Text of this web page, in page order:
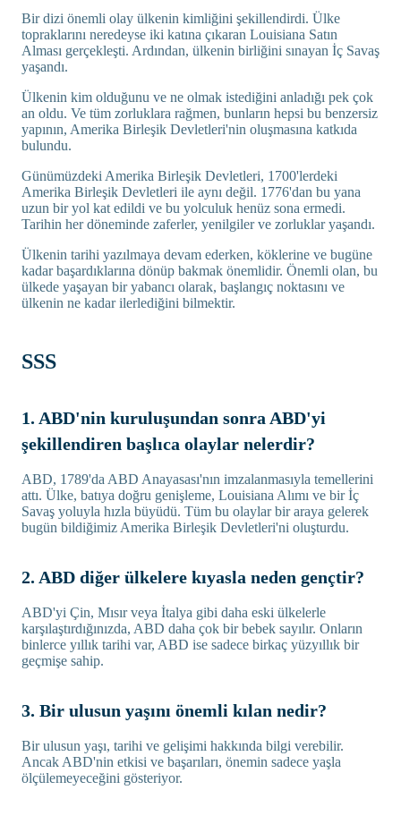
Bir dizi önemli olay ülkenin kimliğini şekillendirdi. Ülke
topraklarını neredeyse iki katına çıkaran Louisiana Satın
Alması gerçekleşti. Ardından, ülkenin birliğini sınayan İç Savaş
yaşandı.
Ülkenin kim olduğunu ve ne olmak istediğini anladığı pek çok
an oldu. Ve tüm zorluklara rağmen, bunların hepsi bu benzersiz
yapının, Amerika Birleşik Devletleri'nin oluşmasına katkıda
bulundu.
Günümüzdeki Amerika Birleşik Devletleri, 1700'lerdeki
Amerika Birleşik Devletleri ile aynı değil. 1776'dan bu yana
uzun bir yol kat edildi ve bu yolculuk henüz sona ermedi.
Tarihin her döneminde zaferler, yenilgiler ve zorluklar yaşandı.
Ülkenin tarihi yazılmaya devam ederken, köklerine ve bugüne
kadar başardıklarına dönüp bakmak önemlidir. Önemli olan, bu
ülkede yaşayan bir yabancı olarak, başlangıç noktasını ve
ülkenin ne kadar ilerlediğini bilmektir.
SSS
1. ABD'nin kuruluşundan sonra ABD'yi
şekillendiren başlıca olaylar nelerdir?
ABD, 1789'da ABD Anayasası'nın imzalanmasıyla temellerini
attı. Ülke, batıya doğru genişleme, Louisiana Alımı ve bir İç
Savaş yoluyla hızla büyüdü. Tüm bu olaylar bir araya gelerek
bugün bildiğimiz Amerika Birleşik Devletleri'ni oluşturdu.
2. ABD diğer ülkelere kıyasla neden gençtir?
ABD'yi Çin, Mısır veya İtalya gibi daha eski ülkelerle
karşılaştırdığınızda, ABD daha çok bir bebek sayılır. Onların
binlerce yıllık tarihi var, ABD ise sadece birkaç yüzyıllık bir
geçmişe sahip.
3. Bir ulusun yaşını önemli kılan nedir?
Bir ulusun yaşı, tarihi ve gelişimi hakkında bilgi verebilir.
Ancak ABD'nin etkisi ve başarıları, önemin sadece yaşla
ölçülemeyeceğini gösteriyor.